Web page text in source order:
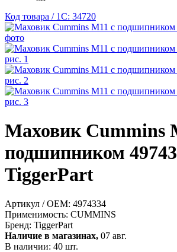
Код товара / 1C: 34720
Маховик Cummins
подшипником
TiggerPart
Артикул / OEM: 4974334
Применимость: CUMMINS
Бренд: TiggerPart
Наличие в магазинах, 07 авг.
В наличии: 40 шт.